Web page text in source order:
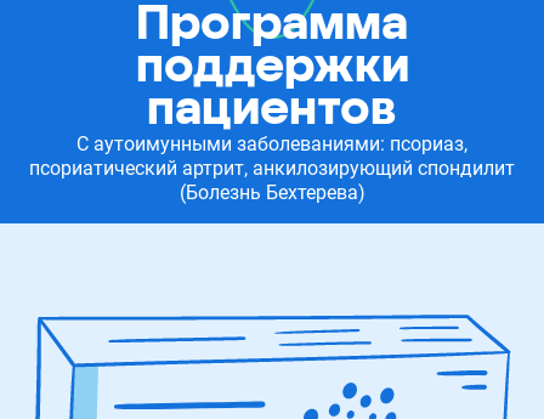
Программа
поддержки
пациентов
С аутоимунными заболеваниями: псориаз,
псориатический артрит, анкилозирующий спондилит
(Болезнь Бехтерева)